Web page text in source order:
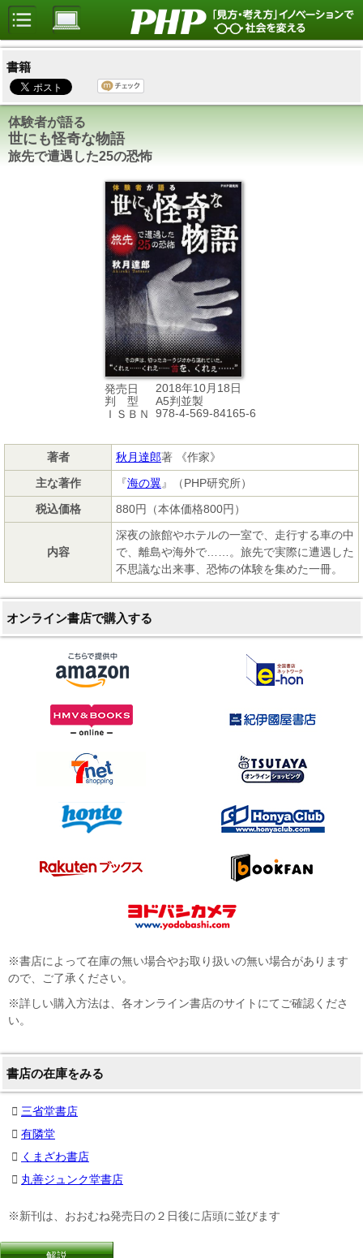
書籍
体験者が語る
世にも怪奇な物語
旅先で遭遇した25の恐怖
発売日
2018年10月18日
判 型
A5判並製
ＩＳＢＮ
978-4-569-84165-6
著者 秋月達郎著 《作家》
主な著作
『海の翼 』（PHP研究所）
税込価格
880円（本体価格800円）
内容
深夜の旅館やホテルの一室で、走行する車の中
で、離島や海外で……。旅先で実際に遭遇した
不思議な出来事、恐怖の体験を集めた一冊。
オンライン書店で購入する
※書店によって在庫の無い場合やお取り扱いの無い場合があります
ので、ご了承ください。
※詳しい購入方法は、各オンライン書店のサイトにてご確認くださ
い。
書店の在庫をみる
三省堂書店
有隣堂
くまざわ書店
丸善ジュンク堂書店
※新刊は、おおむね発売日の２日後に店頭に並びます